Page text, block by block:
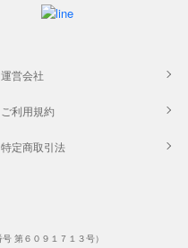
運営会社
ご利用規約
特定商取引法